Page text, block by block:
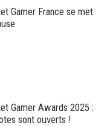
Gamer France se met
Gamer Awards 2025 :
sont ouverts !